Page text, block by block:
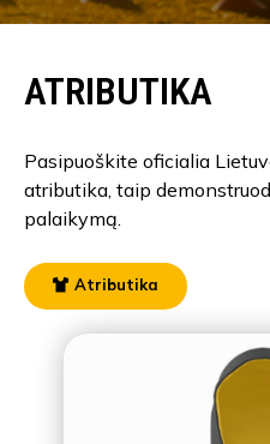
ATRIBUTIKA
Pasipuoškite oficialia
atributika, taip
palaikymą.
Atributika